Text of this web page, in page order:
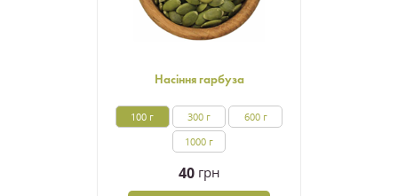
Насіння гарбуза
100 г 300 г
600 г
1000 г
40 грн